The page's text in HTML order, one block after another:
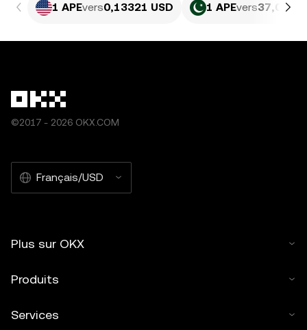
1 APEvers0,13321 USD 1 APEvers37,01
©2017 - 2026 OKX.COM
Français/USD
Plus sur OKX
Produits
Services